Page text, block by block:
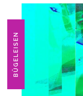
BÜGELEISEN